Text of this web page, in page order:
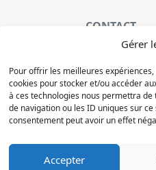
Gérer
Pour offrir les meilleures
cookies pour stocker et/ou accéder
à ces technologies nous permettra
de navigation ou les ID uniques sur
consentement peut avoir un effet
Accepter
CONTACT
7 chemin
91350
FRANCE